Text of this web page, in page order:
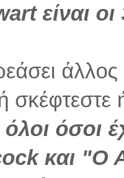
είναι
σκέφτεστε
όσοι
και "Ο